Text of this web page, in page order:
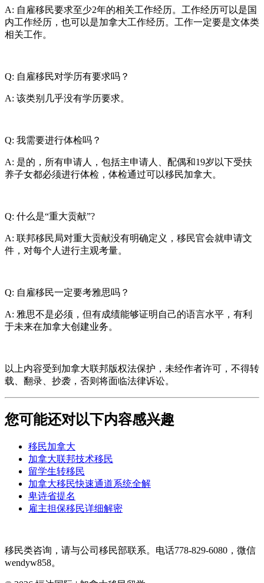
A: 自雇移民要求至少2年的相关工作经历。工作经历可以是国
内工作经历，也可以是加拿大工作经历。工作一定要是文体类
相关工作。
Q: 自雇移民对学历有要求吗？
A: 该类别几乎没有学历要求。
Q: 我需要进行体检吗？
A: 是的，所有申请人，包括主申请人、配偶和19岁以下受扶
养子女都必须进行体检，体检通过可以移民加拿大。
Q: 什么是“重大贡献”?
A: 联邦移民局对重大贡献没有明确定义，移民官会就申请文
件，对每个人进行主观考量。
Q: 自雇移民一定要考雅思吗？
A: 雅思不是必须，但有成绩能够证明自己的语言水平，有利
于未来在加拿大创建业务。
以上内容受到加拿大联邦版权法保护，未经作者许可，不得转
载、翻录、抄袭，否则将面临法律诉讼。
您可能还对以下内容感兴趣
移民加拿大
加拿大联邦技术移民
留学生转移民
加拿大移民快速通道系统全解
卑诗省提名
雇主担保移民详细解密
移民类咨询，请与公司移民部联系。电话778-829-6080，微信
wendyw858。